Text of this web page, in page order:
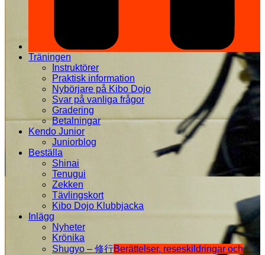
Träningen
Instruktörer
Praktisk information
Nybörjare på Kibo Dojo
Svar på vanliga frågor
Gradering
Betalningar
Kendo Junior
Juniorblog
Beställa
Shinai
Tenugui
Zekken
Tävlingskort
Kibo Dojo Klubbjacka
Inlägg
Nyheter
Krönika
Shugyo – 修行Berättelser, reseskildringar och